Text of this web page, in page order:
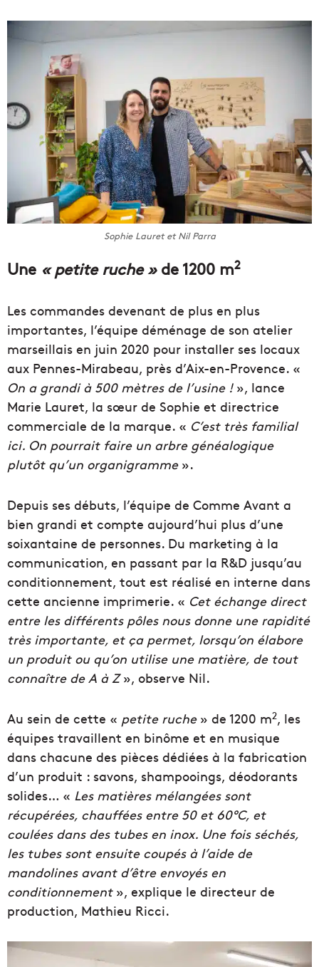
Sophie Lauret et Nil Parra
Une « petite ruche »de 1200 m2
Les commandes devenant de plus en plus
importantes, l’équipe déménage de son atelier
marseillais en juin 2020 pour installer ses locaux
aux Pennes-Mirabeau, près d’Aix-en-Provence. «
On a grandi à 500 mètres de l’usine !», lance
Marie Lauret, la sœur de Sophie et directrice
commerciale de la marque. « C’est très familial
ici. On pourrait faire un arbre généalogique
plutôt qu’un organigramme».
Depuis ses débuts, l’équipe de Comme Avant a
bien grandi et compte aujourd’hui plus d’une
soixantaine de personnes. Du marketing à la
communication, en passant par la R&D jusqu’au
conditionnement, tout est réalisé en interne dans
cette ancienne imprimerie. « Cet échange direct
entre les différents pôles nous donne une rapidité
très importante, et ça permet, lorsqu’on élabore
un produit ou qu’on utilise une matière, de tout
connaître de A à Z», observe Nil.
Au sein de cette « petite ruche » de 1200 m2, les
équipes travaillent en binôme et en musique
dans chacune des pièces dédiées à la fabrication
d’un produit : savons, shampooings, déodorants
solides… « Les matières mélangées sont
récupérées, chauffées entre 50 et 60°C, et
coulées dans des tubes en inox. Une fois séchés,
les tubes sont ensuite coupés à l’aide de
mandolines avant d’être envoyés en
conditionnement», explique le directeur de
production, Mathieu Ricci.